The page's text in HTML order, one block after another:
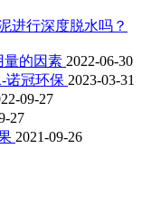
进行深度脱水吗？
量的因素 2022-06-30
诺冠环保 2023-03-31
09-27
27
2021-09-26